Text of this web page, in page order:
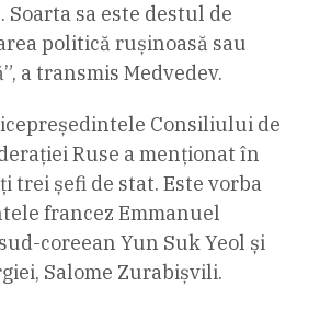
Soarta sa este destul de
politică rușinoasă sau
a transmis Medvedev.
Consiliului de
Ruse a menționat în
trei șefi de stat. Este vorba
francez Emmanuel
coreean Yun Suk Yeol și
Salome Zurabișvili.